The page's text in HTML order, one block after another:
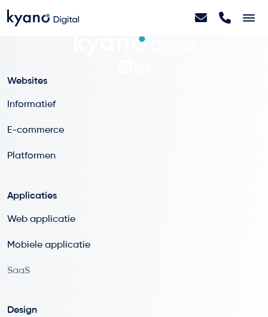
Diensten
Over ons
Websites
Informatief
E-commerce
Platformen
Applicaties
Web applicatie
Mobiele applicatie
SaaS
Design